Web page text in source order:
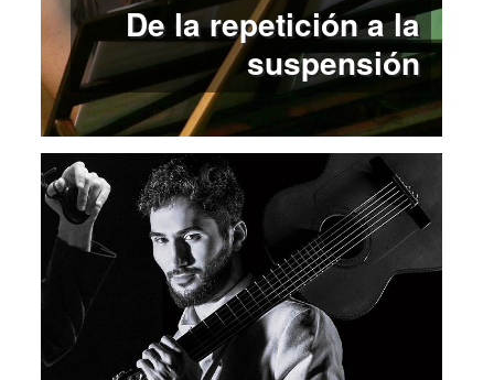
De la repetición a la
suspensión